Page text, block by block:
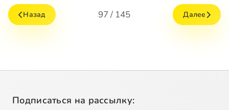
Назад 97 / 145 Далее
Подписаться на рассылку: